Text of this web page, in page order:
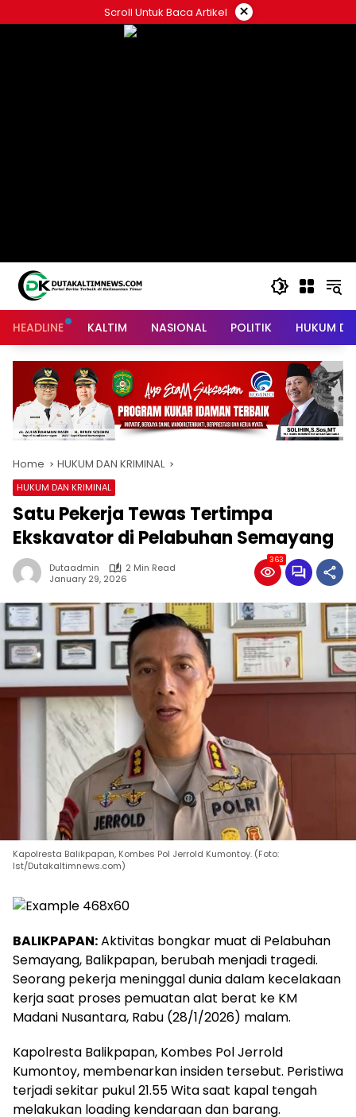
to
Scroll Untuk Baca Artikel ×
HEADLINE KALTIM NASIONAL POLITIK HUKUM
Home HUKUM DAN KRIMINAL
HUKUM DAN KRIMINAL
Satu Pekerja Tewas Tertimpa
Ekskavator di Pelabuhan Semayang
Dutaadmin
2 Min Read
January 29, 2026
363
Kapolresta Balikpapan, Kombes Pol Jerrold Kumontoy. (Foto:
Ist/Dutakaltimnews.com)
BALIKPAPAN:Aktivitas bongkar muat di Pelabuhan
Semayang, Balikpapan, berubah menjadi tragedi.
Seorang pekerja meninggal dunia dalam kecelakaan
kerja saat proses pemuatan alat berat ke KM
Madani Nusantara, Rabu (28/1/2026) malam.
Kapolresta Balikpapan, Kombes Pol Jerrold
Kumontoy, membenarkan insiden tersebut. Peristiwa
terjadi sekitar pukul 21.55 Wita saat kapal tengah
melakukan loading kendaraan dan barang.